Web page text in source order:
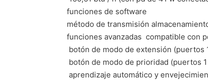
funciones de software
método de transmisión
funciones avanzadas  compatible con
 botón de modo de extensión (puertos
 botón de modo de prioridad (puertos
 aprendizaje automático y